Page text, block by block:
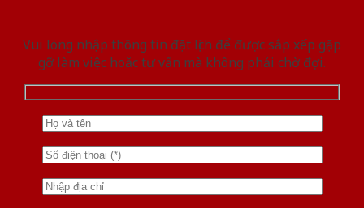
Vui lòng nhập thông tin đặt lịch để được sắp xếp gặp
gỡ làm việc hoăc tư vấn mà không phải chờ đợi.